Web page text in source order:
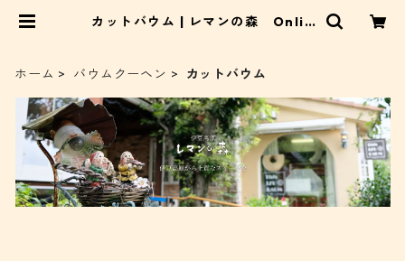
カットバウム | レマンの森 Onlin
ホーム バウムクーヘン カットバウム